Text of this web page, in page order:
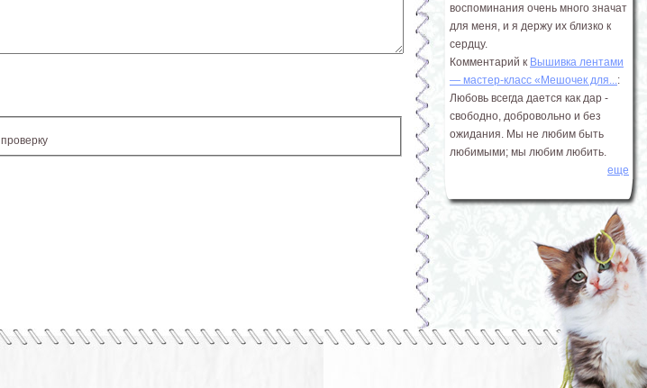
воспоминания очень много значат
для меня, и я держу их близко к
сердцу.
Комментарий к Вышивка лентами
― мастер-класс «Мешочек для...:
Любовь всегда дается как дар -
свободно, добровольно и без
ожидания. Мы не любим быть
любимыми; мы любим любить.
еще